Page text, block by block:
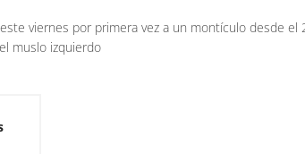
viernes por primera vez a un montículo desde
muslo izquierdo